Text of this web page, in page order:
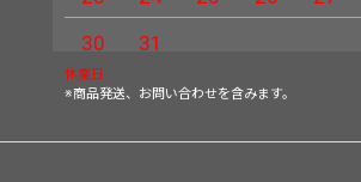
30
31
休業日
※商品発送、お問い合わせを含みます。